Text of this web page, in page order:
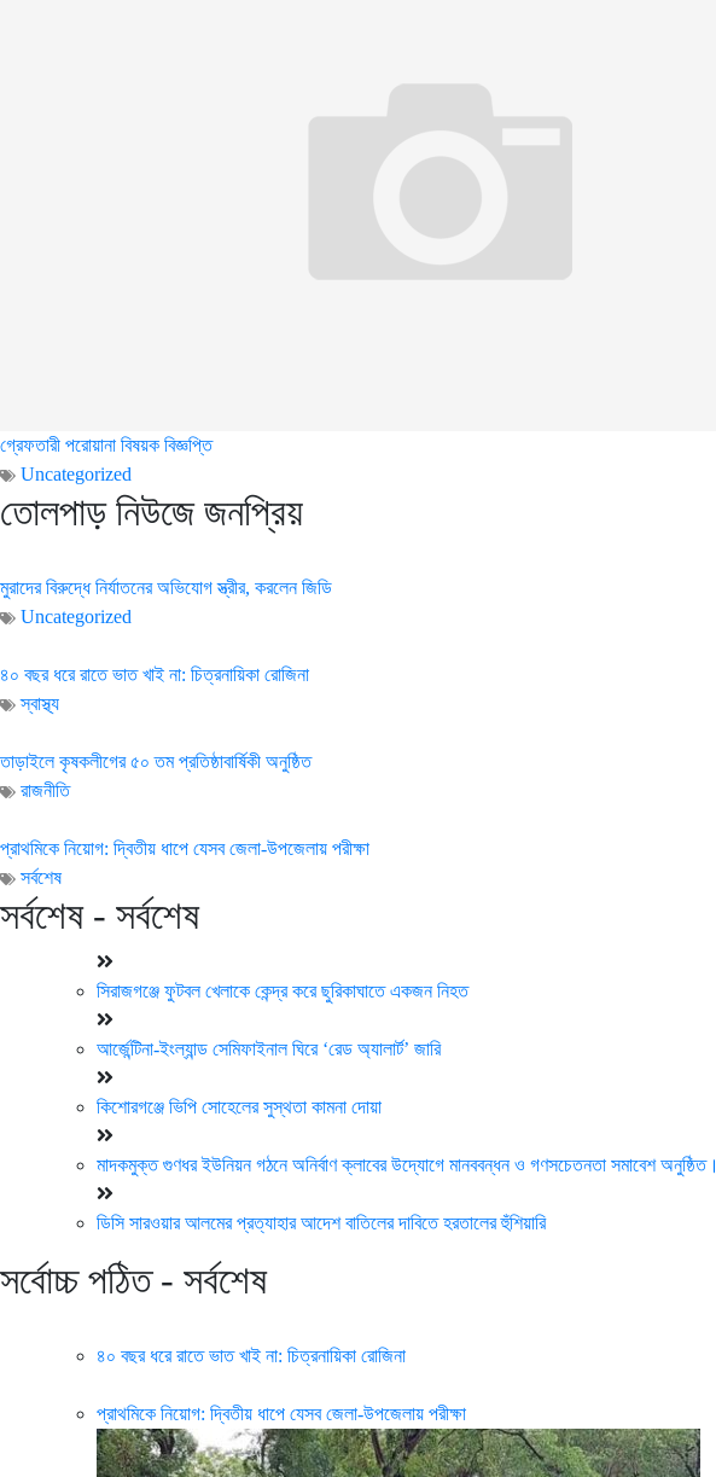
গ্রেফতারী পরোয়ানা বিষয়ক বিজ্ঞপ্তি
Uncategorized
তোলপাড় নিউজে জনপ্রিয়
মুরাদের বিরুদ্ধে নির্যাতনের অভিযোগ স্ত্রীর, করলেন জিডি
Uncategorized
৪০ বছর ধরে রাতে ভাত খাই না: চিত্রনায়িকা রোজিনা
স্বাস্থ্য
তাড়াইলে কৃষকলীগের ৫০ তম প্রতিষ্ঠাবার্ষিকী অনুষ্ঠিত
রাজনীতি
প্রাথমিকে নিয়োগ: দ্বিতীয় ধাপে যেসব জেলা-উপজেলায় পরীক্ষা
সর্বশেষ
সর্বশেষ - সর্বশেষ
সিরাজগঞ্জে ফুটবল খেলাকে কেন্দ্র করে ছুরিকাঘাতে একজন নিহত
আর্জেন্টিনা-ইংল্যান্ড সেমিফাইনাল ঘিরে ‘রেড অ্যালার্ট’ জারি
কিশোরগঞ্জে ভিপি সোহেলের সুস্থতা কামনা দোয়া
মাদকমুক্ত গুণধর ইউনিয়ন গঠনে অনির্বাণ ক্লাবের উদ্যোগে মানববন্ধন ও গণসচেতনতা সমাবেশ অনুষ্ঠিত।
ডিসি সারওয়ার আলমের প্রত্যাহার আদেশ বাতিলের দাবিতে হরতালের হুঁশিয়ারি
সর্বোচ্চ পঠিত - সর্বশেষ
৪০ বছর ধরে রাতে ভাত খাই না: চিত্রনায়িকা রোজিনা
প্রাথমিকে নিয়োগ: দ্বিতীয় ধাপে যেসব জেলা-উপজেলায় পরীক্ষা